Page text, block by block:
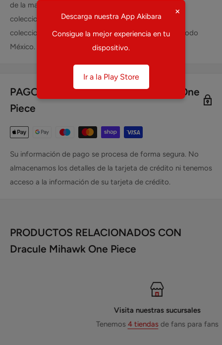
de la marca Bandai en tu tienda de mangas, anime y
coleccionables favorita. Ventas y preventas de
coleccionables como Dracule Mihawk One Piece en todo
México.
PAGO SEGURO DE Dracule Mihawk One
Piece
Su información de pago se procesa de forma segura. No
almacenamos los detalles de la tarjeta de crédito ni tenemos
acceso a la información de su tarjeta de crédito.
PRODUCTOS RELACIONADOS CON
Dracule Mihawk One Piece
×
Descarga nuestra App Akibara
Consigue la mejor experiencia en tu
dispositivo.
Ir a la Play Store
Visita nuestras sucursales
4 tiendasde fans para fans